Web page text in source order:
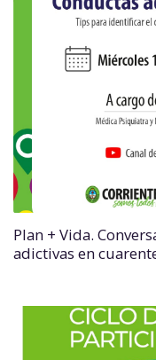
Plan + Vida.
adictivas en